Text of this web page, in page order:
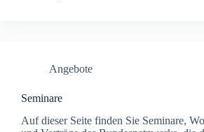
Angebote
Seminare
Auf dieser Seite finden Sie Seminare,